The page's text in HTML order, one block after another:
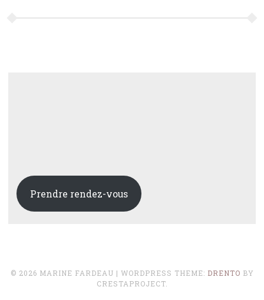
Prendre rendez-vous
© 2026 MARINE FARDEAU | WORDPRESS THEME: DRENTO BY
CRESTAPROJECT.